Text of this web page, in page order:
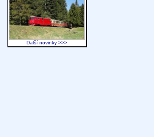
Další novinky >>>